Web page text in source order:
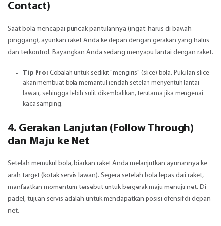
Contact)
Saat bola mencapai puncak pantulannya (ingat: harus di bawah
pinggang), ayunkan raket Anda ke depan dengan gerakan yang halus
dan terkontrol. Bayangkan Anda sedang menyapu lantai dengan raket.
Tip Pro: Cobalah untuk sedikit "mengiris" (slice) bola. Pukulan slice
akan membuat bola memantul rendah setelah menyentuh lantai
lawan, sehingga lebih sulit dikembalikan, terutama jika mengenai
kaca samping.
4. Gerakan Lanjutan (Follow Through)
dan Maju ke Net
Setelah memukul bola, biarkan raket Anda melanjutkan ayunannya ke
arah target (kotak servis lawan). Segera setelah bola lepas dari raket,
manfaatkan momentum tersebut untuk bergerak maju menuju net. Di
padel, tujuan servis adalah untuk mendapatkan posisi ofensif di depan
net.